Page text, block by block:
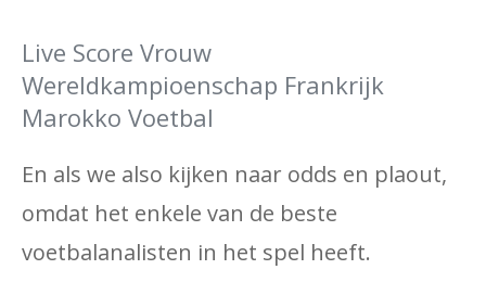
Live Score Vrouw
Wereldkampioenschap Frankrijk
Marokko Voetbal
En als we also kijken naar odds en plaout,
omdat het enkele van de beste
voetbalanalisten in het spel heeft.